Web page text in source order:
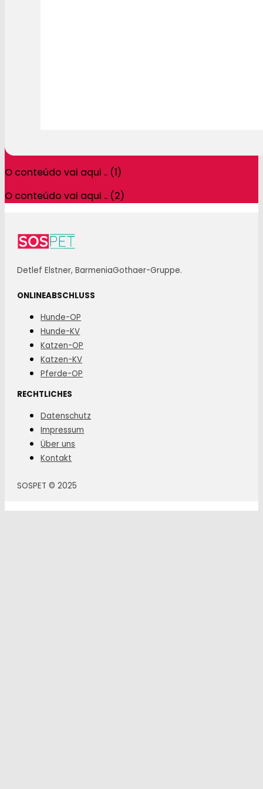
O conteúdo vai aqui .. (1)
O conteúdo vai aqui .. (2)
Detlef Elstner, BarmeniaGothaer-Gruppe.
ONLINEABSCHLUSS
Hunde-OP
Hunde-KV
Katzen-OP
Katzen-KV
Pferde-OP
RECHTLICHES
Datenschutz
Impressum
Über uns
Kontakt
SOSPET © 2025